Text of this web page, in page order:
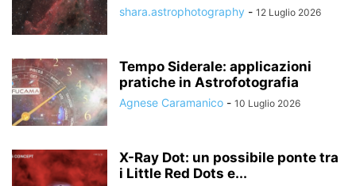
shara.astrophotography - 12 Luglio 2026
Tempo Siderale: applicazioni
pratiche in Astrofotografia
Agnese Caramanico - 10 Luglio 2026
X-Ray Dot: un possibile ponte tra
i Little Red Dots e...